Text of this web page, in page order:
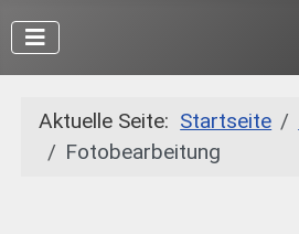
Aktuelle Seite: Startseite
Fotobearbeitung